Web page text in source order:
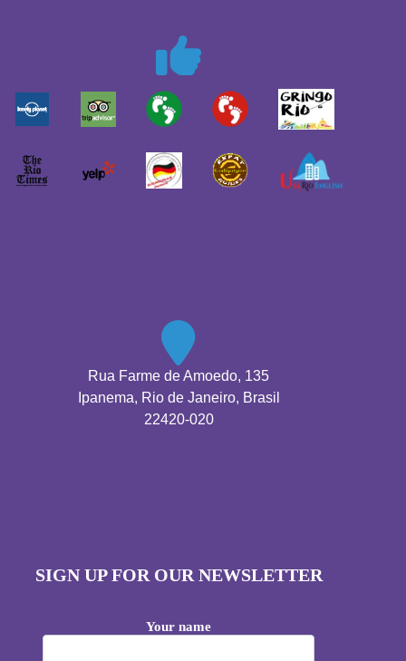
Rua Farme de Amoedo, 135
Ipanema, Rio de Janeiro, Brasil
22420-020
SIGN UP FOR OUR NEWSLETTER
Your name